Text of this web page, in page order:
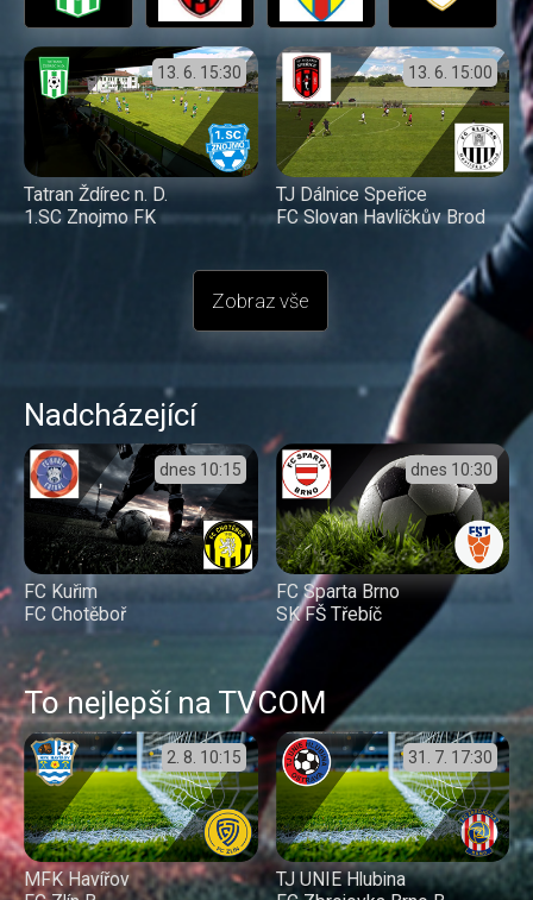
13. 6. 15:30
Tatran Ždírec n. D.
1.SC Znojmo FK
13. 6. 15:00
TJ Dálnice Speřice
FC Slovan Havlíčkův Brod
Zobraz vše
Nadcházející
dnes 10:15
FC Kuřim
FC Chotěboř
dnes 10:30
FC Sparta Brno
SK FŠ Třebíč
To nejlepší na TVCOM
2. 8. 10:15
MFK Havířov
31. 7. 17:30
TJ UNIE Hlubina